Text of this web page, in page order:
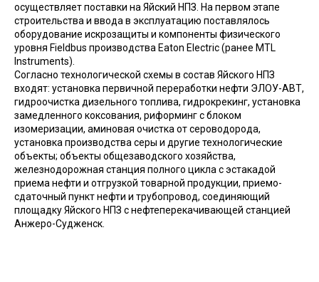
осуществляет поставки на Яйский НПЗ. На первом этапе
строительства и ввода в эксплуатацию поставлялось
оборудование искрозащиты и компоненты физического
уровня Fieldbus производства Eaton Electric (ранее MTL
Instruments).
Согласно технологической схемы в состав Яйского НПЗ
входят: установка первичной переработки нефти ЭЛОУ-АВТ,
гидроочистка дизельного топлива, гидрокрекинг, установка
замедленного коксования, риформинг с блоком
изомеризации, аминовая очистка от сероводорода,
установка производства серы и другие технологические
объекты; объекты общезаводского хозяйства,
железнодорожная станция полного цикла с эстакадой
приема нефти и отгрузкой товарной продукции, приемо-
сдаточный пункт нефти и трубопровод, соединяющий
площадку Яйского НПЗ с нефтеперекачивающей станцией
Анжеро-Судженск.